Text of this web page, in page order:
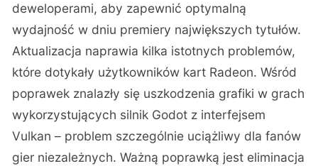
deweloperami, aby zapewnić optymalną
wydajność w dniu premiery największych tytułów.
Aktualizacja naprawia kilka istotnych problemów,
które dotykały użytkowników kart Radeon. Wśród
poprawek znalazły się uszkodzenia grafiki w grach
wykorzystujących silnik Godot z interfejsem
Vulkan – problem szczególnie uciążliwy dla fanów
gier niezależnych. Ważną poprawką jest eliminacja